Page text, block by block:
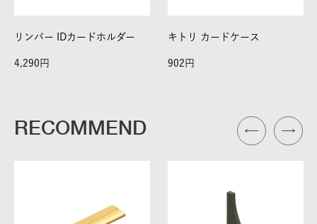
リンバー IDカードホルダー
4,290
キトリ カードケース
902
RECOMMEND